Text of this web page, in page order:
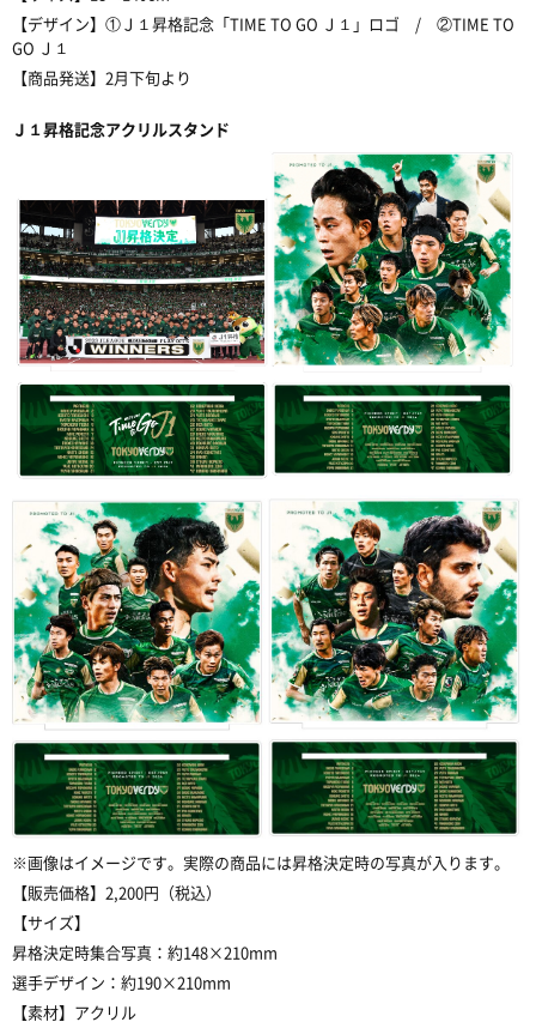
【デザイン】①Ｊ１昇格記念「TIME TO GO Ｊ１ 」ロゴ / ②TIME TO
GO Ｊ１
【商品発送】 2月下旬より
Ｊ１昇格記念アクリルスタンド
※画像はイメージです。実際の商品には昇格決定時の写真が入ります。
【販売価格】 2,200円（税込）
【サイズ】
昇格決定時集合写真：約148×210mm
選手デザイン：約190×210mm
【素材】アクリル